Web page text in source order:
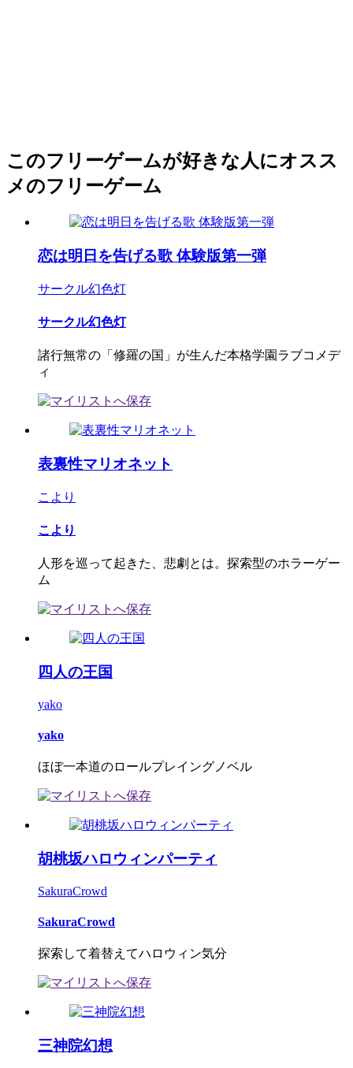
このフリーゲームが好きな人にオスス
メのフリーゲーム
恋は明日を告げる歌 体験版第一弾
サークル幻色灯
サークル幻色灯
諸行無常の「修羅の国」が生んだ本格学園ラブコメデ
ィ
表裏性マリオネット
こより
こより
人形を巡って起きた、悲劇とは。探索型のホラーゲー
ム
四人の王国
yako
yako
ほぼ一本道のロールプレイングノベル
胡桃坂ハロウィンパーティ
SakuraCrowd
SakuraCrowd
探索して着替えてハロウィン気分
三神院幻想